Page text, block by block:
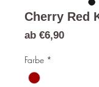
Cherry Red
ab €6,90Sale-
Farbe *